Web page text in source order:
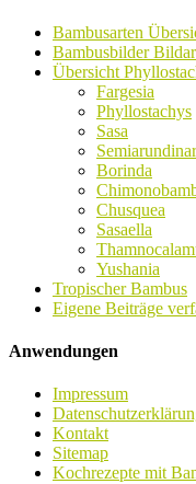
Bambusarten
Bambusbilder
Übersicht
Fargesia
Phyllostachys
Sasa
Borinda
Chusquea
Sasaella
Yushania
Tropischer Bambus
Eigene Beiträge
Anwendungen
Impressum
Kontakt
Sitemap
Kochrezepte mit